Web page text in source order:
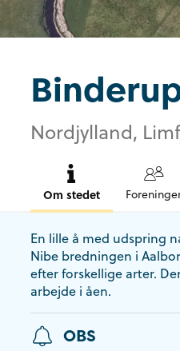
Nordjylland,
Om stedet
En lille å med udspring
Nibe bredningen i
efter forskellige arter.
arbejde i åen.
OBS